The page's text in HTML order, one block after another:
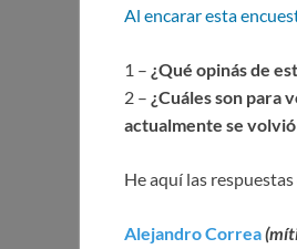
Al encarar esta
1 – ¿Qué opinás de
2 – ¿Cuáles son para
actualmente se
He aquí las
Alejandro Correa